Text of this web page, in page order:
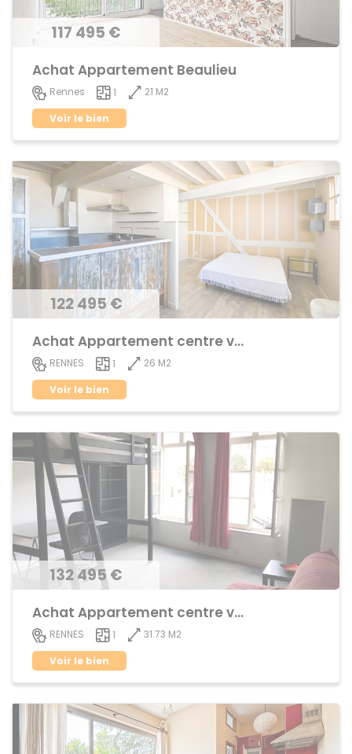
117 495 €
Achat Appartement Beaulieu
Rennes 1
21 M2
Voir le bien
122 495 €
Achat Appartement centre ville
RENNES 1
26 M2
Voir le bien
132 495 €
Achat Appartement centre ville
RENNES 1
31.73 M2
Voir le bien